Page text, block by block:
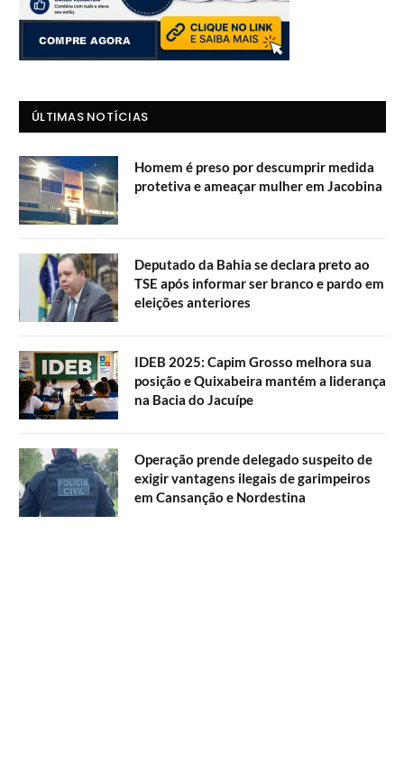
ÚLTIMAS NOTÍCIAS
Homem é preso por descumprir medida
protetiva e ameaçar mulher em Jacobina
Deputado da Bahia se declara preto ao
TSE após informar ser branco e pardo em
eleições anteriores
IDEB 2025: Capim Grosso melhora sua
posição e Quixabeira mantém a liderança
na Bacia do Jacuípe
Operação prende delegado suspeito de
exigir vantagens ilegais de garimpeiros
em Cansanção e Nordestina